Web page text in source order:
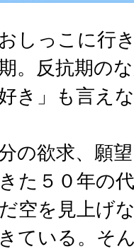
おしっこに行
。反抗期の
好き」も言え
の欲求、願
た５０年の
空を見上げ
ている。そ